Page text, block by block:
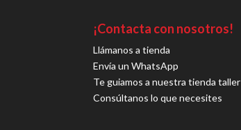
¡Contacta con nosotros!
Llámanos a tienda
Envía un WhatsApp
Te guiamos a nuestra tienda taller
Consúltanos lo que necesites